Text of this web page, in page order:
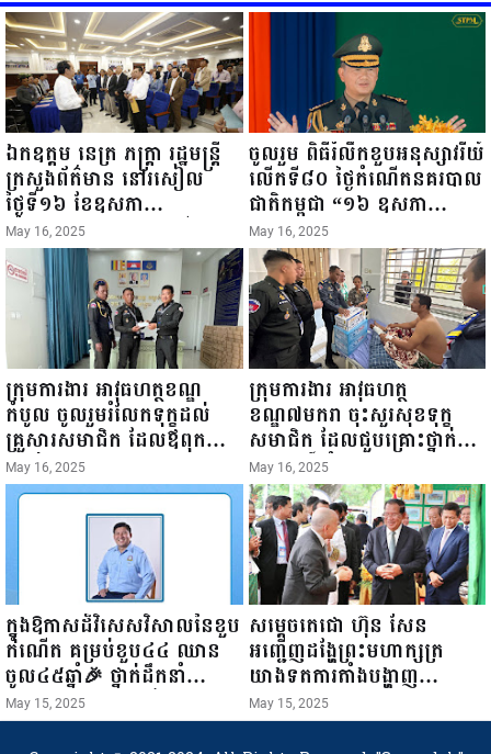
ឯកឧត្តម នេត្រ ភក្ត្រា រដ្ឋមន្ត្រី
ក្រសួងព័ត៌មាន នៅរសៀល
ថ្ងៃទី១៦ ខែឧសភា
ឆ្នាំ២០២៥នេះ បានអញ្ជើញចុះ
ធ្វើជំរឿនថ្នាក់ដឹកនាំមន្ត្រីរាជ
ការស៉ីវិល នៃក្រសួងព័ត៌មាន...
May 16, 2025
ចូលរួម ពិធីរំលឹកខួបអនុស្សាវរីយ៍
លើកទី៨០ ថ្ងៃកំណើតនគរបាល
ជាតិកម្ពុជា “១៦ ឧសភា
១៩៤៥ ~ ១៦ ឧសភា
២០២៥”...
May 16, 2025
ក្រុមការងារ អាវុធហត្ថខណ្ឌ
កំបូល ចូលរួមរំលែកទុក្ខដល់
គ្រួសារសមាជិក ដែលឪពុកក្មេក
របស់លោកទទួលមរណៈភាព!
May 16, 2025
ក្រុមការងារ អាវុធហត្ថ
ខណ្ឌ៧មករា ចុះសួរសុខទុក្ខ
សមាជិក ដែលជួបគ្រោះថ្នាក់
ចរាចរណ៍ កំពុងសម្រាកព្យាបាល
នៅមន្ទីរពេទ្យ!
May 16, 2025
ក្នុងឱកាសដ៏វិសេសវិសាលនៃខួប
កំណើត គម្រប់ខួប៤៤ ឈាន
ចូល៤៥ឆ្នាំ🎉 ថ្នាក់ដឹកនាំ
សមាជិក សមាជិកា នៃក្រុម
គ្រួសារកម្មវិធីអាជីវកម្មចល័ត និង
May 15, 2025
សម្តេចតេជោ ហ៊ុន សែន
អញ្ជើញដង្ហែព្រះមហាក្សត្រ
យាងទតការតាំងបង្ហាញ
ផលិតផលកសិកម្ម កសិ
ឧស្សាហកម្ម និងសិប្បកម្ម ក្នុង
May 15, 2025